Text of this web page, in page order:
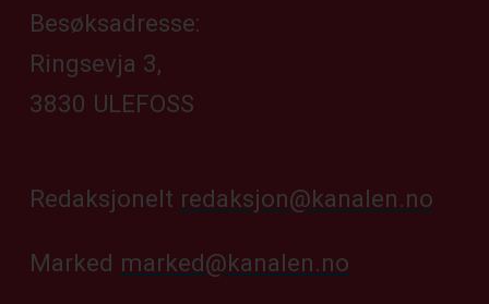
Besøksadresse:
Ringsevja 3,
3830 ULEFOSS
Redaksjonelt redaksjon@kanalen.no
Marked marked@kanalen.no